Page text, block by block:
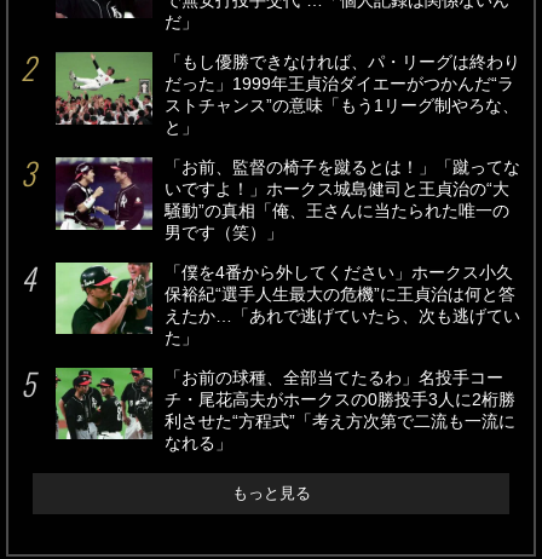
だ」
「もし優勝できなければ、パ・リーグは終わり
だった」1999年王貞治ダイエーがつかんだ“ラ
ストチャンス”の意味「もう1リーグ制やろな、
と」
「お前、監督の椅子を蹴るとは！」「蹴ってな
いですよ！」ホークス城島健司と王貞治の“大
騒動”の真相「俺、王さんに当たられた唯一の
男です（笑）」
「僕を4番から外してください」ホークス小久
保裕紀“選手人生最大の危機”に王貞治は何と答
えたか…「あれで逃げていたら、次も逃げてい
た」
「お前の球種、全部当てたるわ」名投手コー
チ・尾花高夫がホークスの0勝投手3人に2桁勝
利させた“方程式”「考え方次第で二流も一流に
なれる」
もっと見る